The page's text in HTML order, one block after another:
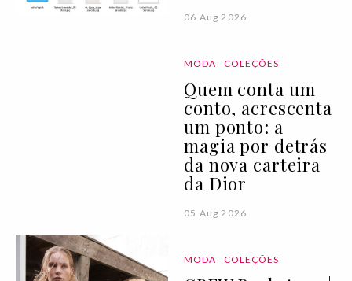
06 Aug 2026
MODA COLEÇÕES
Quem conta um
conto, acrescenta
um ponto: a
magia por detrás
da nova carteira
da Dior
05 Aug 2026
MODA COLEÇÕES